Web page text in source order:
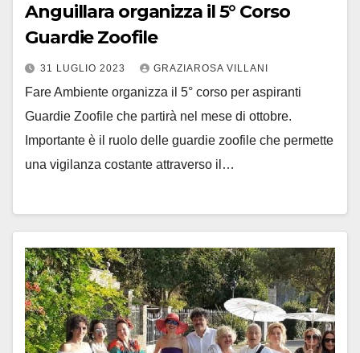
Anguillara organizza il 5° Corso
Guardie Zoofile
31 LUGLIO 2023 GRAZIAROSA VILLANI
Fare Ambiente organizza il 5° corso per aspiranti
Guardie Zoofile che partirà nel mese di ottobre.
Importante è il ruolo delle guardie zoofile che permette
una vigilanza costante attraverso il…